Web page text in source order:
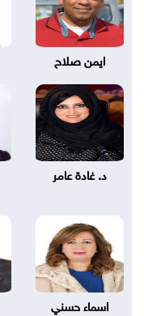
ايمن صلاح
د. غادة عامر
اسماء حسني